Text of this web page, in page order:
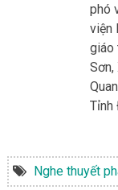
phó
viện
giáo
Sơn,
Tỉnh
Nghe thuyết